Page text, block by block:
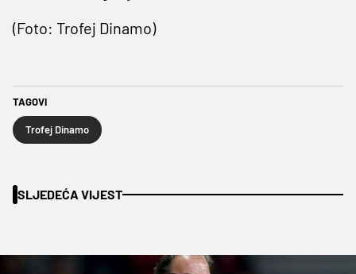
(Foto: Trofej Dinamo)
TAGOVI
Trofej Dinamo
SLJEDEĆA VIJEST